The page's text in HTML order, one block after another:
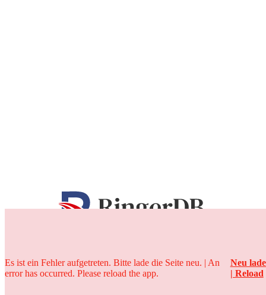
25 Jahre
Es ist ein Fehler aufgetreten. Bitte lade die Seite neu. | An
error has occurred. Please reload the app.
Neu
| Reload